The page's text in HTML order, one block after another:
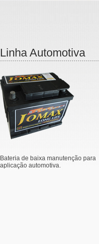
Linha Automotiva
Bateria de baixa manutenção para
aplicação automotiva.